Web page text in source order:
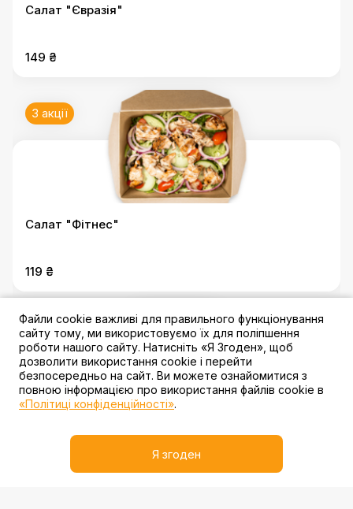
Салат "Євразія"
149 ₴
3 акції
Салат "Фітнес"
119 ₴
3 акції
Салат "З яловичиною, брокколі та спаржею"
Файли cookie важливі для правильного функціонування
сайту тому, ми використовуємо їх для поліпшення
роботи нашого сайту. Натисніть «Я Згоден», щоб
дозволити використання cookie і перейти
безпосередньо на сайт. Ви можете ознайомитися з
повною інформацією про використання файлів cookie в
«Політиці конфіденційності».
Я згоден